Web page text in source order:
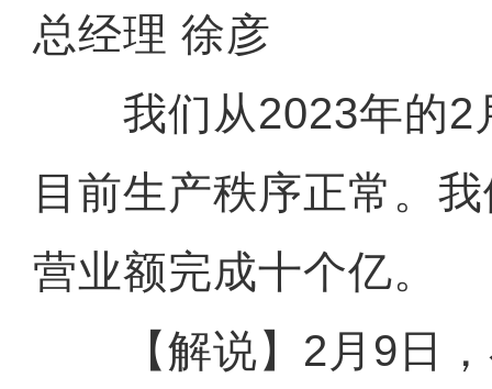
总经理 徐彦
我们从2023年的2
目前生产秩序正常。
营业额完成十个亿。
【解说】2月9日，